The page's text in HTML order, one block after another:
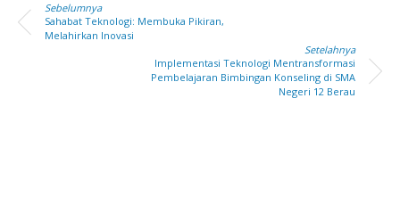
Sebelumnya
Sahabat Teknologi: Membuka Pikiran,
Melahirkan Inovasi
Setelahnya
Implementasi Teknologi Mentransformasi
Pembelajaran Bimbingan Konseling di SMA
Negeri 12 Berau